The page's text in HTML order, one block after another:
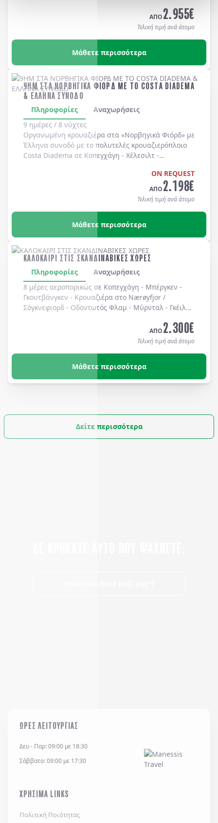
. Διαμονή σε
ΑΠΟ2.955€
Τελική τιμή ανά άτομο
Μάθετε περισσότερα
9ΗΜ ΣΤΑ ΝΟΡΒΗΓΙΚΑ ΦΙΟΡΔ ΜΕ ΤΟ COSTA DIADEMA
& ΕΛΛΗΝΑ ΣΥΝΟΔΟ
Πληροφορίες
Αναχωρήσεις
9 ημέρες / 8 νύχτες
Οργανωμένη κρουαζιέρα στα «Νορβηγικά Φιόρδ» με
Έλληνα συνοδό με το πολυτελές κρουαζιερόπλοιο
Costa Diadema σε Κοπεγχάγη - Χέλεσιλτ -
ON REQUEST
ΑΠΟ2.198€
Τελική τιμή ανά άτομο
Μάθετε περισσότερα
ΚΑΛΟΚΑΙΡΙ ΣΤΙΣ ΣΚΑΝΔΙΝΑΒΙΚΕΣ ΧΩΡΕΣ
Πληροφορίες
Αναχωρήσεις
8 μέρες αεροπορικώς σε Κοπεγχάγη - Μπέργκεν -
Γκουτβάνγκεν - Κρουαζιέρα στο Nærøyfjor /
Σόγκνεφιορδ - Οδοντωτός Φλαμ - Μύρνταλ - Γκέιλο -
Στοκχόλμη. Διαμονή σε ξενοδοχεία 3* & 4* με
ΑΠΟ2.300€
Τελική τιμή ανά άτομο
Μάθετε περισσότερα
Δείτε περισσότερα
ΩΡΕΣ ΛΕΙΤΟΥΡΓΙΑΣ
Δευ - Παρ: 09:00 με 18:30
Σάββατο: 09:00 με 17:30
ΧΡΗΣΙΜΑ LINKS
Πολιτική Ποιότητας